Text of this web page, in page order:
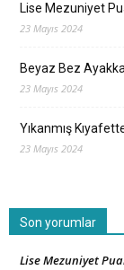
Lise Mezuniyet
23 Mayıs 2024
Beyaz Bez
23 Mayıs 2024
Yıkanmış
23 Mayıs 2024
Son yorumlar
Lise Mezuniyet